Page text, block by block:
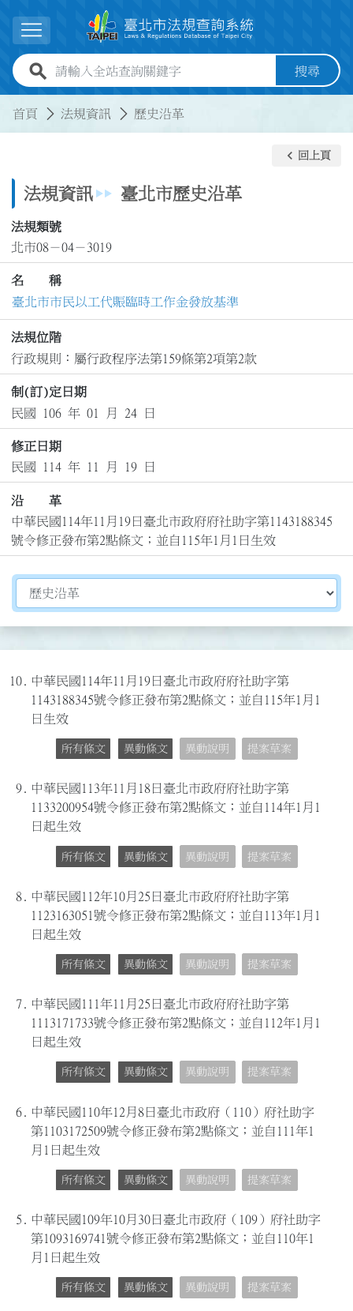
展開選單
全站查詢關鍵字欄位 搜尋
首頁 法規資訊 歷史沿革
法規資訊 臺北市歷史沿革
keyboard_arrow_left 回上頁
法規類號
北市08－04－3019
名 稱
臺北市市民以工代賑臨時工作金發放基準
法規位階
行政規則：屬行政程序法第159條第2項第2款
制(訂)定日期
民國 106 年 01 月 24 日
修正日期
民國 114 年 11 月 19 日
沿 革
中華民國114年11月19日臺北市政府府社助字第1143188345
號令修正發布第2點條文；並自115年1月1日生效
切換選擇法規資訊內容
10.
中華民國114年11月19日臺北市政府府社助字第
1143188345號令修正發布第2點條文；並自115年1月1
日生效
所有條文 異動條文 異動說明 提案草案
9. 中華民國113年11月18日臺北市政府府社助字第
1133200954號令修正發布第2點條文；並自114年1月1
日起生效
所有條文 異動條文 異動說明 提案草案
8.
中華民國112年10月25日臺北市政府府社助字第
1123163051號令修正發布第2點條文；並自113年1月1
日起生效
所有條文 異動條文 異動說明 提案草案
7. 中華民國111年11月25日臺北市政府府社助字第
1113171733號令修正發布第2點條文；並自112年1月1
日起生效
所有條文 異動條文 異動說明 提案草案
6.
中華民國110年12月8日臺北市政府（110）府社助字
第1103172509號令修正發布第2點條文；並自111年1
月1日起生效
所有條文 異動條文 異動說明 提案草案
5.
中華民國109年10月30日臺北市政府（109）府社助字
第1093169741號令修正發布第2點條文；並自110年1
月1日起生效
所有條文 異動條文 異動說明 提案草案